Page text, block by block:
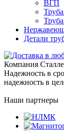
ВГП
Детали
Компания
Надежность в
надежность в
Наши партнеры